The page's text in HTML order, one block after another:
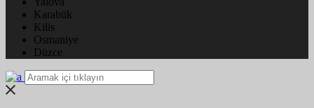
Karabük
Kilis
Osmaniye
Düzce